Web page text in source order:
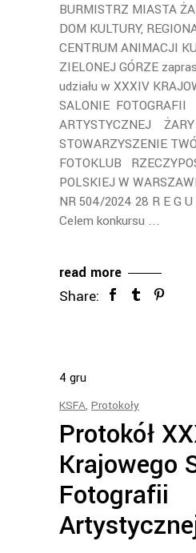
BURMISTRZ MIASTA
DOM KULTURY,
CENTRUM ANIMACJI
ZIELONEJ GÓRZE
udziału w XXXIV
SALONIE FOTOGRAFII
ARTYSTYCZNEJ
STOWARZYSZENIE
FOTOKLUB
POLSKIEJ W
NR 504/2024 28 R E G
Celem konkursu
read more
Share:
4 gru
KSFA, Protokoły
Protokół
Krajowego
Fotografii